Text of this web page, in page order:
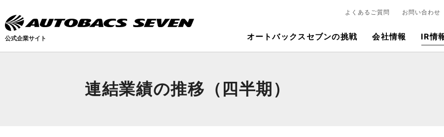
連結業績の推移（四半期）
公式企業サイト
よくあるご質問 お問い合わせ
オートバックスセブンの挑戦 会社情報 IR情